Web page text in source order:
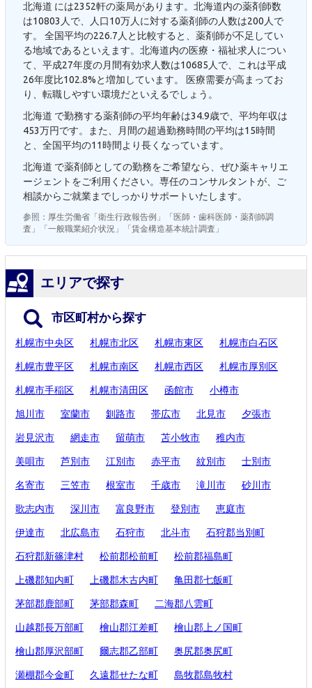
北海道 には2352軒の薬局があります。北海道内の薬剤師数
は10803人で、人口10万人に対する薬剤師の人数は200人で
す。 全国平均の226.7人と比較すると、薬剤師が不足してい
る地域であるといえます。北海道内の医療・福祉求人につい
て、平成27年度の月間有効求人数は10685人で、これは平成
26年度比102.8%と増加しています。 医療需要が高まってお
り、転職しやすい環境だといえるでしょう。
北海道 で勤務する薬剤師の平均年齢は34.9歳で、平均年収は
453万円です。また、月間の超過勤務時間の平均は15時間
と、全国平均の11時間より長くなっています。
北海道 で薬剤師としての勤務をご希望なら、ぜひ薬キャリエ
ージェントをご利用ください。専任のコンサルタントが、ご
相談からご就業までしっかりサポートいたします。
参照：厚生労働省「衛生行政報告例」「医師・歯科医師・薬剤師調
査」「一般職業紹介状況」「賃金構造基本統計調査」
エリアで探す
市区町村から探す
札幌市中央区 札幌市北区 札幌市東区 札幌市白石区
札幌市豊平区 札幌市南区 札幌市西区 札幌市厚別区
札幌市手稲区 札幌市清田区 函館市 小樽市
旭川市 室蘭市 釧路市 帯広市 北見市 夕張市
岩見沢市 網走市 留萌市 苫小牧市 稚内市
美唄市 芦別市 江別市 赤平市 紋別市 士別市
名寄市 三笠市 根室市 千歳市 滝川市 砂川市
歌志内市 深川市 富良野市 登別市 恵庭市
伊達市 北広島市 石狩市 北斗市 石狩郡当別町
石狩郡新篠津村 松前郡松前町 松前郡福島町
上磯郡知内町 上磯郡木古内町 亀田郡七飯町
茅部郡鹿部町 茅部郡森町 二海郡八雲町
山越郡長万部町 檜山郡江差町 檜山郡上ノ国町
檜山郡厚沢部町 爾志郡乙部町 奥尻郡奥尻町
瀬棚郡今金町 久遠郡せたな町 島牧郡島牧村